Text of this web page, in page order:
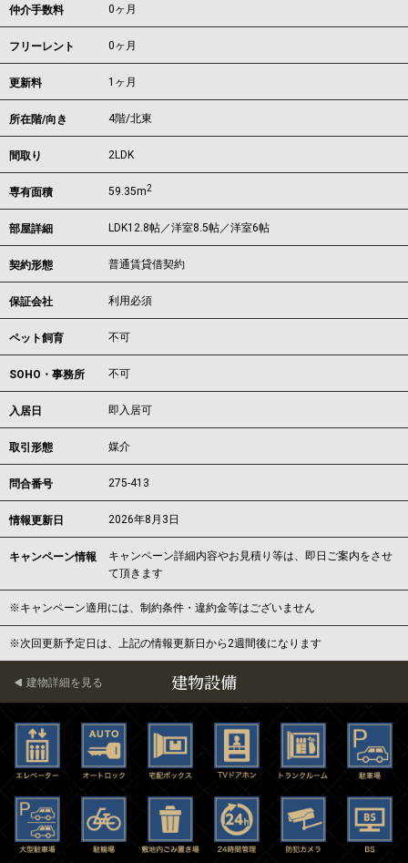
仲介手数料 0ヶ月
フリーレント 0ヶ月
更新料 1ヶ月
所在階/向き 4階/北東
間取り 2LDK
専有面積 59.35m2
部屋詳細 LDK12.8帖／洋室8.5帖／洋室6帖
契約形態 普通賃貸借契約
保証会社 利用必須
ペット飼育 不可
SOHO・事務所 不可
入居日 即入居可
取引形態 媒介
問合番号 275-413
情報更新日 2026年8月3日
キャンペーン情報
キャンペーン詳細内容やお見積り等は、即日ご案内をさせ
て頂きます
※キャンペーン適用には、制約条件・違約金等はございません
※次回更新予定日は、上記の情報更新日から2週間後になります
建物設備
建物詳細を見る